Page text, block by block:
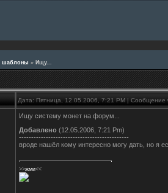
шаблоны » Ищу...
Дата: Пятница, 12.05.2006, 7:21 PM | Сообщение
Ищу систему монет на форум...
Добавлено (12.05.2006, 7:21 Pm)
---------------------------------------------
вроде нашёл кому интересно могу дать, но я
>>жми<<